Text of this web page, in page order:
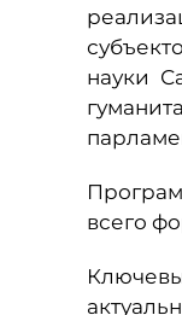
науки
всего